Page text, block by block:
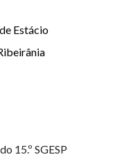
Estácio
15.º SGESP